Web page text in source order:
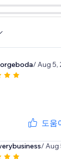
/ Aug 5,
도움
/ Aug